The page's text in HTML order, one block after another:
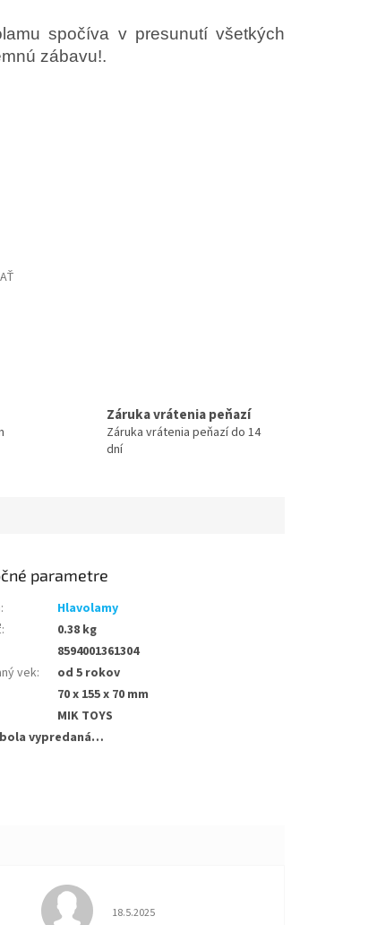
spočíva v presunutí všetkých
zábavu!.
Záruka vrátenia peňazí
Záruka vrátenia peňazí do 14
dní
parametre
:
Hlavolamy
:
0.38 kg
8594001361304
vek:
od 5 rokov
70 x 155 x 70 mm
MIK TOYS
vypredaná…
5 hviezdičiek. Hodnotenie obchodu je 5 z 5 hviezdičiek.
18.5.2025